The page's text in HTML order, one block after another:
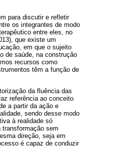
para discutir e refletir
os integrantes de modo
entre eles, no
que existe um
em que o sujeito
de saúde, na construção
recursos como
têm a função de
da fluência das
referência ao conceito
a partir da ação e
sendo desse modo
à realidade só
sem
direção, seja em
é capaz de conduzir